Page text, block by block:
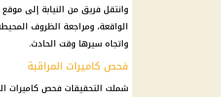
وانتقل فريق من النيابة إلى
الواقعة، ومراجعة الظروف
واتجاه سيرها وقت الحادث.
فحص كاميرات المراقبة
شملت التحقيقات فحص كاميرات